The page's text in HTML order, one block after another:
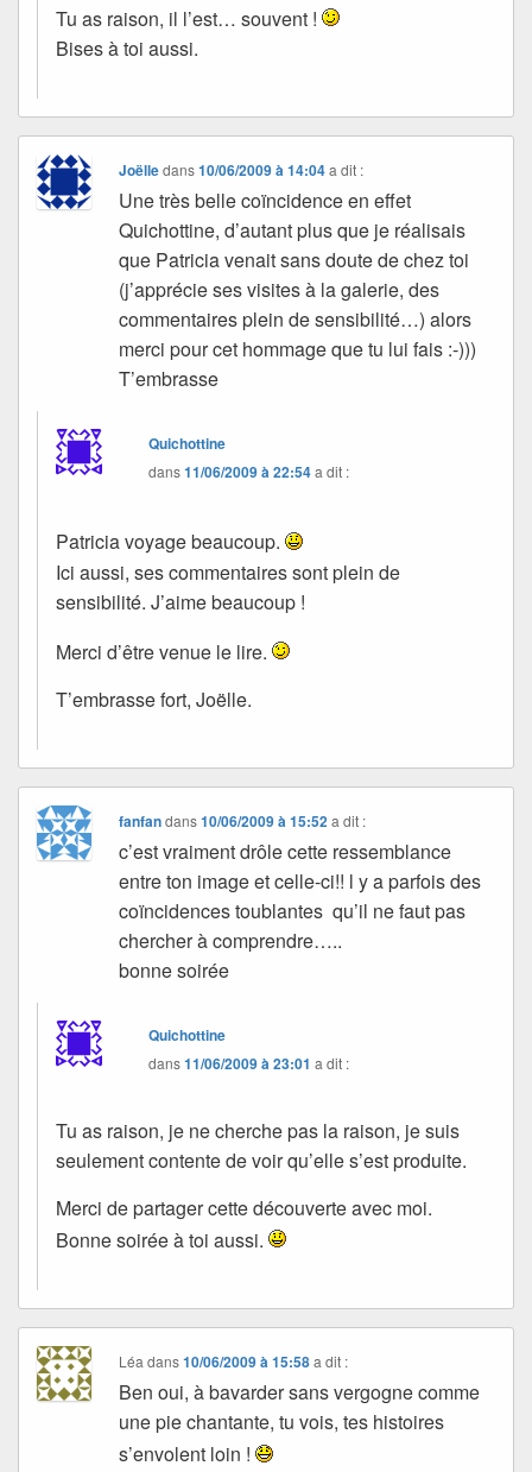
Tu as raison, il l’est… souvent !
Bises à toi aussi.
Joëlledans10/06/2009 à 14:04 a dit :
Une très belle coïncidence en effet
Quichottine, d’autant plus que je réalisais
que Patricia venait sans doute de chez toi
(j’apprécie ses visites à la galerie, des
commentaires plein de sensibilité…) alors
merci pour cet hommage que tu lui fais :-)))
T’embrasse
Quichottine
dans11/06/2009 à 22:54a dit :
Patricia voyage beaucoup.
Ici aussi, ses commentaires sont plein de
sensibilité. J’aime beaucoup !
Merci d’être venue le lire.
T’embrasse fort, Joëlle.
fanfandans10/06/2009 à 15:52 a dit :
c’est vraiment drôle cette ressemblance
entre ton image et celle-ci!! l y a parfois des
coïncidences toublantes qu’il ne faut pas
chercher à comprendre…..
bonne soirée
Quichottine
dans11/06/2009 à 23:01 a dit :
Tu as raison, je ne cherche pas la raison, je suis
seulement contente de voir qu’elle s’est produite.
Merci de partager cette découverte avec moi.
Bonne soirée à toi aussi.
Léadans10/06/2009 à 15:58 a dit :
Ben oui, à bavarder sans vergogne comme
une pie chantante, tu vois, tes histoires
s’envolent loin !